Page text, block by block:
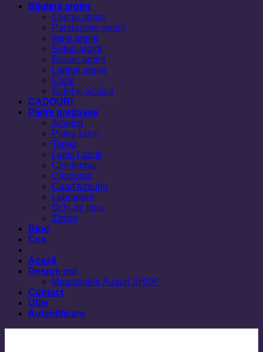
Bijuterii argint
Cercei argint
Pandantive argint
Inele argint
Seturi argint
Bratari argint
Lanturi argint
Coral
Sidef si Scoica
CADOURI
Pietre prețioase
Ametist
Piatra Lunii
Topaz
Lapis Lazuli
Chihlimbar
Crisopraz
Cuart fumuriu
Labradorit
Ochi de tigru
Zircon
Blog
Cos
Acasă
Despre noi
Magazinele Auguri SHOP
Contact
Utile
Autentificare